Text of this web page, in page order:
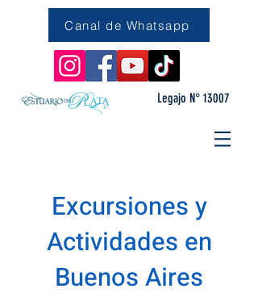
Canal de Whatsapp
Legajo N° 13007
Excursiones y
Actividades en
Buenos Aires